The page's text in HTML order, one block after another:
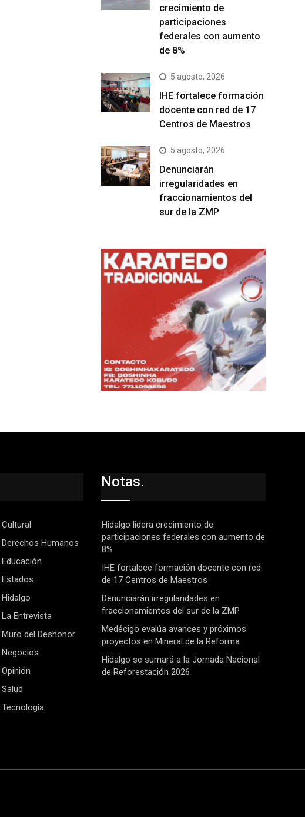
crecimiento de
participaciones
federales con aumento
de 8%
5 agosto, 2026
IHE fortalece formación
docente con red de 17
Centros de Maestros
5 agosto, 2026
Denunciarán
irregularidades en
fraccionamientos del
sur de la ZMP
Cultural
Derechos Humanos
Educación
Estados
Hidalgo
La Entrevista
Muro del Deshonor
Negocios
Opinión
Salud
Tecnología
Notas.
Hidalgo lidera crecimiento de
participaciones federales con aumento de
8%
IHE fortalece formación docente con red
de 17 Centros de Maestros
Denunciarán irregularidades en
fraccionamientos del sur de la ZMP
Medécigo evalúa avances y próximos
proyectos en Mineral de la Reforma
Hidalgo se sumará a la Jornada Nacional
de Reforestación 2026